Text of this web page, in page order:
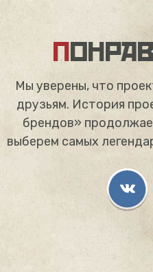
Мы уверены, что
друзьям. История
брендов»
выберем самых